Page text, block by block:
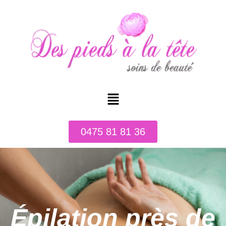
0475 81 81 36
Épilation près de